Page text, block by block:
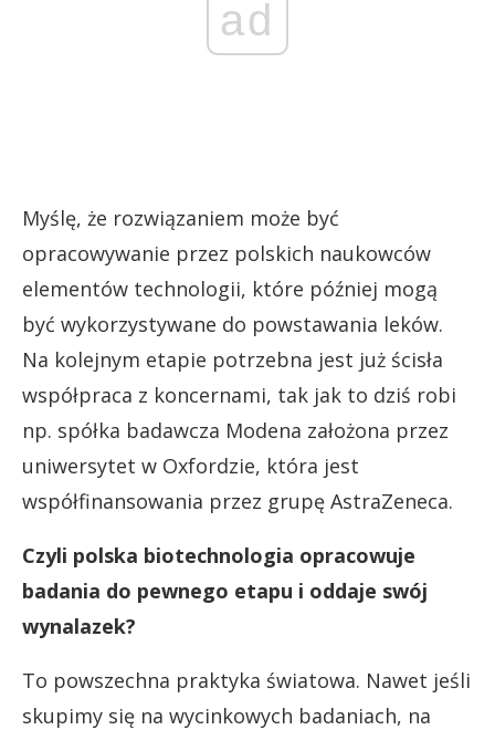
ad
Myślę, że rozwiązaniem może być
opracowywanie przez polskich naukowców
elementów technologii, które później mogą
być wykorzystywane do powstawania leków.
Na kolejnym etapie potrzebna jest już ścisła
współpraca z koncernami, tak jak to dziś robi
np. spółka badawcza Modena założona przez
uniwersytet w Oxfordzie, która jest
współfinansowania przez grupę AstraZeneca.
Czyli polska biotechnologia opracowuje
badania do pewnego etapu i oddaje swój
wynalazek?
To powszechna praktyka światowa. Nawet jeśli
skupimy się na wycinkowych badaniach, na